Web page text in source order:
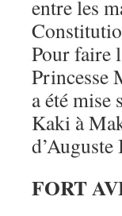
entre les
Pour faire
Princesse
a été mise
Kaki à
FORT